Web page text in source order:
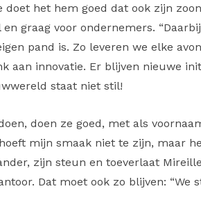
doet het hem goed dat ook zijn
graag voor ondernemers.
pand is. Zo leveren we elke
aan innovatie. Er blijven nieuwe
staat niet stil!
doen ze goed, met als
mijn smaak niet te zijn, maar
zijn steun en toeverlaat
Dat moet ook zo blijven: “We